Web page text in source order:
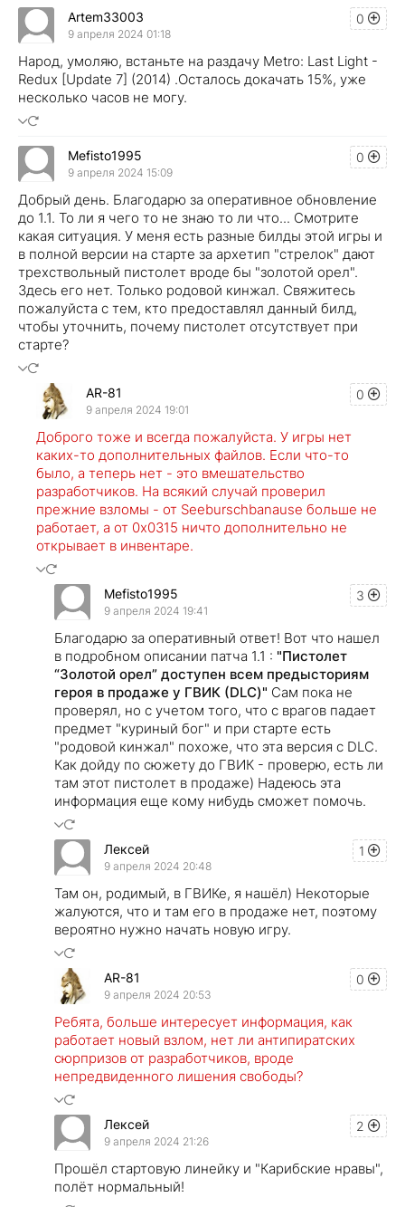
0
Artem33003
9 апреля 2024 01:18
Народ, умоляю, встаньте на раздачу Metro: Last Light -
Redux [Update 7] (2014) .Осталось докачать 15%, уже
несколько часов не могу.
0
Mefisto1995
9 апреля 2024 15:09
Добрый день. Благодарю за оперативное обновление
до 1.1. То ли я чего то не знаю то ли что... Смотрите
какая ситуация. У меня есть разные билды этой игры и
в полной версии на старте за архетип "стрелок" дают
трехствольный пистолет вроде бы "золотой орел".
Здесь его нет. Только родовой кинжал. Свяжитесь
пожалуйста с тем, кто предоставлял данный билд,
чтобы уточнить, почему пистолет отсутствует при
старте?
0
AR-81
9 апреля 2024 19:01
Доброго тоже и всегда пожалуйста. У игры нет
каких-то дополнительных файлов. Если что-то
было, а теперь нет - это вмешательство
разработчиков. На всякий случай проверил
прежние взломы - от Seeburschbanause больше не
работает, а от 0x0315 ничто дополнительно не
открывает в инвентаре.
3
Mefisto1995
9 апреля 2024 19:41
Благодарю за оперативный ответ! Вот что нашел
в подробном описании патча 1.1 : "Пистолет
“Золотой орел” доступен всем предысториям
героя в продаже у ГВИК (DLC)" Сам пока не
проверял, но с учетом того, что с врагов падает
предмет "куриный бог" и при старте есть
"родовой кинжал" похоже, что эта версия с DLC.
Как дойду по сюжету до ГВИК - проверю, есть ли
там этот пистолет в продаже) Надеюсь эта
информация еще кому нибудь сможет помочь.
1
Лексей
9 апреля 2024 20:48
Там он, родимый, в ГВИКе, я нашёл) Некоторые
жалуются, что и там его в продаже нет, поэтому
вероятно нужно начать новую игру.
0
AR-81
9 апреля 2024 20:53
Ребята, больше интересует информация, как
работает новый взлом, нет ли антипиратских
сюрпризов от разработчиков, вроде
непредвиденного лишения свободы?
2
Лексей
9 апреля 2024 21:26
Прошёл стартовую линейку и "Карибские нравы",
полёт нормальный!